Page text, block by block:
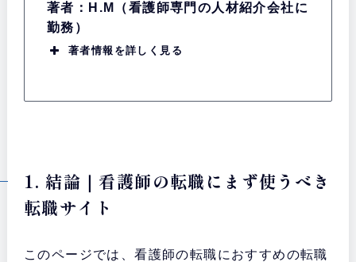
著者：H.M（看護師専門の人材紹介会社に
勤務）
著者情報を詳しく見る
1. 結論｜看護師の転職にまず使うべき
転職サイト
このページでは、看護師の転職におすすめの転職